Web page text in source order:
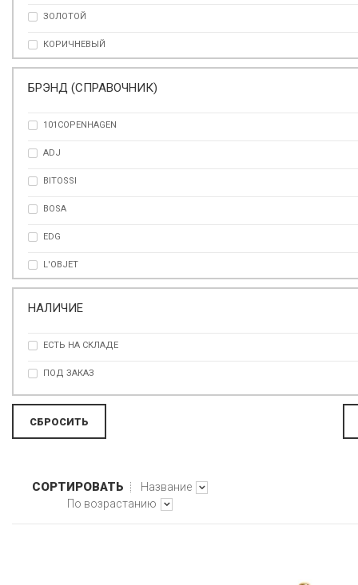
ЗОЛОТОЙ
КОРИЧНЕВЫЙ
КРАСНЫЙ
РАЗНОЦВЕТНЫЙ
РОЗОВЫЙ
СЕРЕБРО
ФИОЛЕТОВЫЙ
ЧЕРНЫЙ
БРЭНД (СПРАВОЧНИК)
101COPENHAGEN
ADJ
BITOSSI
BOSA
EDG
L'OBJET
LADENAC MILANO
VISTA ALEGRE
НАЛИЧИЕ
ЕСТЬ НА СКЛАДЕ
ПОД ЗАКАЗ
СОРТИРОВАТЬ
Название
По возрастанию